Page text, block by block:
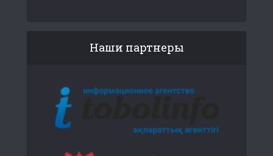
Наши партнеры